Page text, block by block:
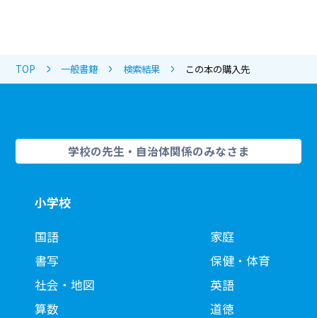
TOP 一般書籍 検索結果 この本の購入先
学校の先生・自治体関係のみなさま
小学校
国語
書写
社会・地図
算数
家庭
保健・体育
英語
道徳